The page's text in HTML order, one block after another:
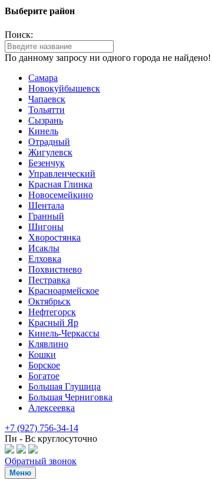
Выберите район
Поиск:
По данному запросу ни одного города не найдено!
Самара
Новокуйбышевск
Чапаевск
Тольятти
Сызрань
Кинель
Отрадный
Жигулевск
Безенчук
Управленческий
Красная Глинка
Новосемейкино
Шентала
Гранный
Шигоны
Хворостянка
Исаклы
Елховка
Похвистнево
Пестравка
Красноармейское
Октябрьск
Нефтегорск
Красный Яр
Кинель-Черкассы
Клявлино
Кошки
Борское
Богатое
Большая Глушица
Большая Черниговка
Алексеевка
+7 (927) 756-34-14
Пн - Вс круглосуточно
Обратный звонок
Меню